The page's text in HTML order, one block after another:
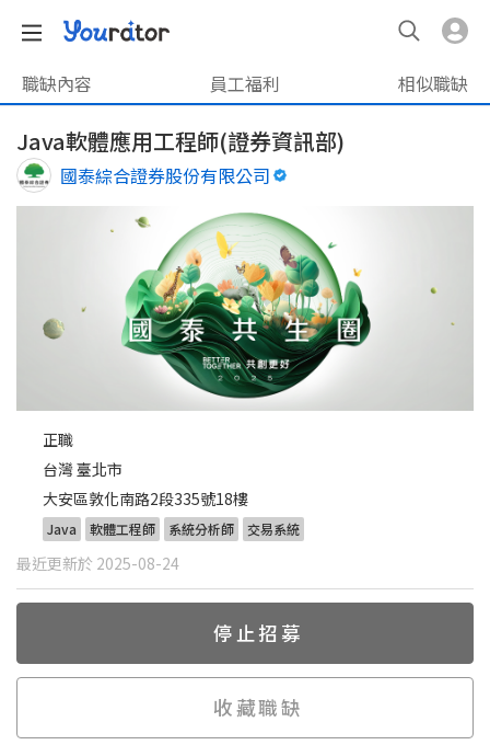
職缺內容 員工福利 相似職缺
Java軟體應用工程師(證券資訊部)
國泰綜合證券股份有限公司
正職
台灣 臺北市
大安區敦化南路2段335號18樓
Java 軟體工程師 系統分析師 交易系統
最近更新於 2025-08-24
停止招募
收藏職缺